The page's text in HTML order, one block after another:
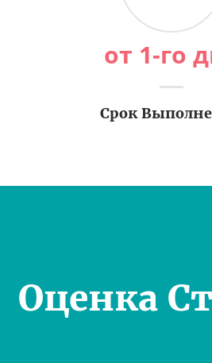
от 1-го
Срок
Оценка